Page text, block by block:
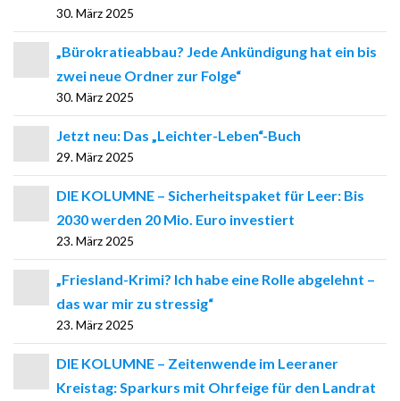
30. März 2025
„Bürokratieabbau? Jede Ankündigung hat ein bis
zwei neue Ordner zur Folge“
30. März 2025
Jetzt neu: Das „Leichter-Leben“-Buch
29. März 2025
DIE KOLUMNE – Sicherheitspaket für Leer: Bis
2030 werden 20 Mio. Euro investiert
23. März 2025
„Friesland-Krimi? Ich habe eine Rolle abgelehnt –
das war mir zu stressig“
23. März 2025
DIE KOLUMNE – Zeitenwende im Leeraner
Kreistag: Sparkurs mit Ohrfeige für den Landrat